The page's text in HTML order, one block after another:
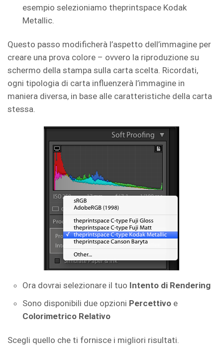
esempio selezioniamo theprintspace Kodak
Metallic.
Questo passo modificherà l’aspetto dell’immagine per
creare una prova colore – ovvero la riproduzione su
schermo della stampa sulla carta scelta. Ricordati,
ogni tipologia di carta influenzerà l’immagine in
maniera diversa, in base alle caratteristiche della carta
stessa.
Ora dovrai selezionare il tuo Intento di Rendering
Sono disponibili due opzioni Percettivo e
Colorimetrico Relativo
Scegli quello che ti fornisce i migliori risultati.